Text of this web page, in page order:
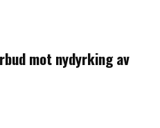
mot nydyrking av